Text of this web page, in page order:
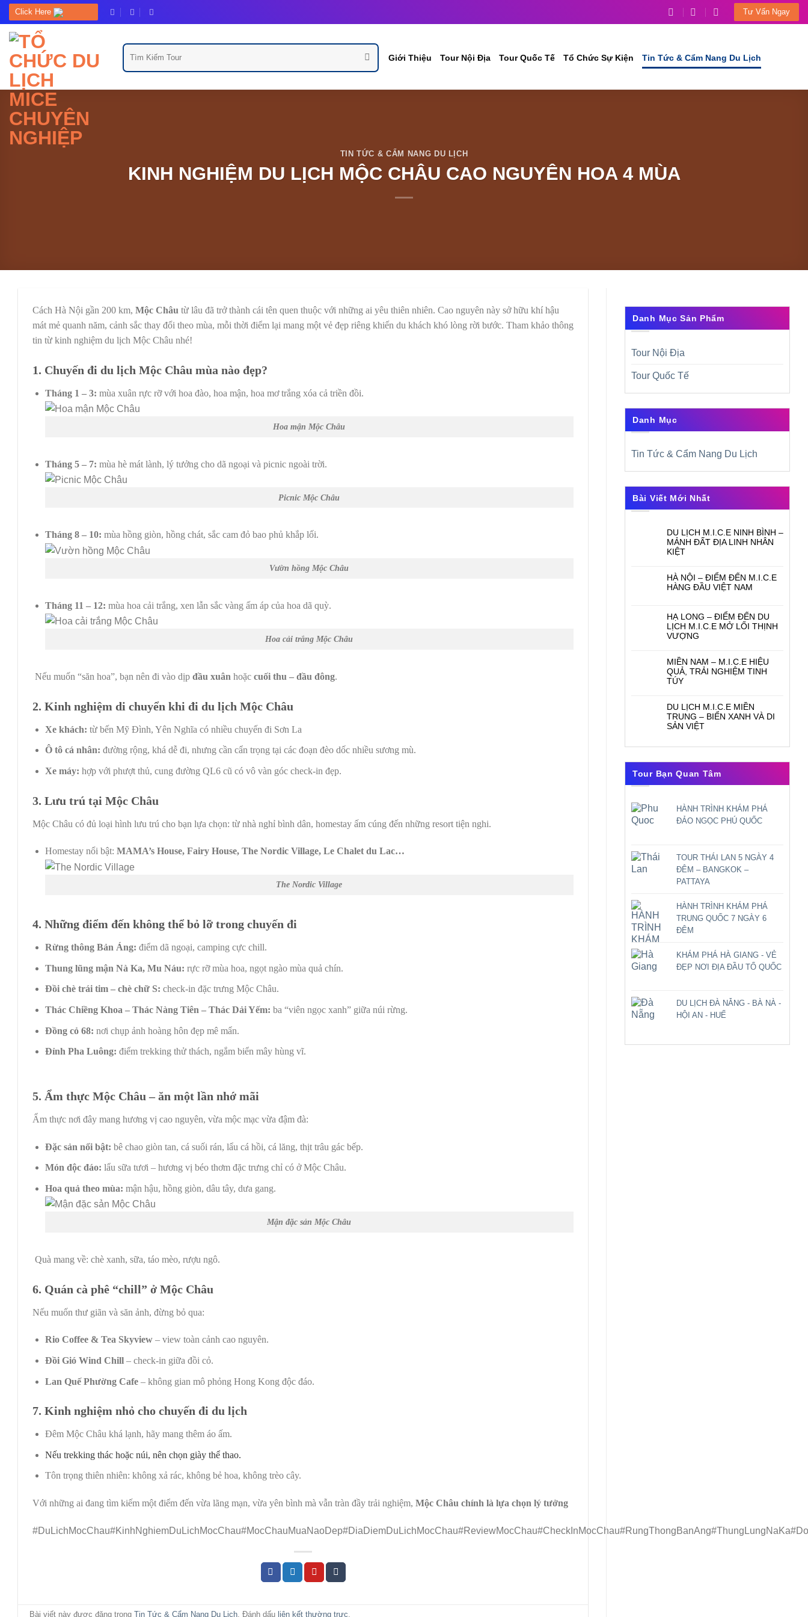
Bỏ
qua
nội
dung
Click Here Tư Vấn Ngay
Tìm
kiếm:
Giới Thiệu Tour Nội Địa Tour Quốc Tế Tổ Chức Sự Kiện Tin Tức & Cẩm Nang Du Lịch
TIN TỨC & CẨM NANG DU LỊCH
KINH NGHIỆM DU LỊCH MỘC CHÂU CAO NGUYÊN HOA 4 MÙA
Cách Hà Nội gần 200 km, Mộc Châu từ lâu đã trở thành cái tên quen thuộc với những ai yêu thiên nhiên. Cao nguyên này sở hữu khí hậu
mát mẻ quanh năm, cảnh sắc thay đổi theo mùa, mỗi thời điểm lại mang một vẻ đẹp riêng khiến du khách khó lòng rời bước. Tham khảo thông
tin từ kinh nghiệm du lịch Mộc Châu nhé!
1. Chuyến đi du lịch Mộc Châu mùa nào đẹp?
Tháng 1 – 3: mùa xuân rực rỡ với hoa đào, hoa mận, hoa mơ trắng xóa cả triền đồi.
Hoa mận Mộc Châu
Tháng 5 – 7: mùa hè mát lành, lý tưởng cho dã ngoại và picnic ngoài trời.
Picnic Mộc Châu
Tháng 8 – 10: mùa hồng giòn, hồng chát, sắc cam đỏ bao phủ khắp lối.
Vườn hồng Mộc Châu
Tháng 11 – 12: mùa hoa cải trắng, xen lẫn sắc vàng ấm áp của hoa dã quỳ.
Hoa cải trắng Mộc Châu
Nếu muốn “săn hoa”, bạn nên đi vào dịp đầu xuân hoặc cuối thu – đầu đông.
2. Kinh nghiệm di chuyển khi đi du lịch Mộc Châu
Xe khách: từ bến Mỹ Đình, Yên Nghĩa có nhiều chuyến đi Sơn La
Ô tô cá nhân: đường rộng, khá dễ đi, nhưng cần cẩn trọng tại các đoạn đèo dốc nhiều sương mù.
Xe máy: hợp với phượt thủ, cung đường QL6 cũ có vô vàn góc check-in đẹp.
3. Lưu trú tại Mộc Châu
Mộc Châu có đủ loại hình lưu trú cho bạn lựa chọn: từ nhà nghỉ bình dân, homestay ấm cúng đến những resort tiện nghi.
Homestay nổi bật: MAMA’s House, Fairy House, The Nordic Village, Le Chalet du Lac…
The Nordic Village
4. Những điểm đến không thể bỏ lỡ trong chuyến đi
Rừng thông Bản Áng: điểm dã ngoại, camping cực chill.
Thung lũng mận Nà Ka, Mu Náu: rực rỡ mùa hoa, ngọt ngào mùa quả chín.
Đồi chè trái tim – chè chữ S: check-in đặc trưng Mộc Châu.
Thác Chiềng Khoa – Thác Nàng Tiên – Thác Dải Yếm: ba “viên ngọc xanh” giữa núi rừng.
Đồng cỏ 68: nơi chụp ảnh hoàng hôn đẹp mê mẩn.
Đỉnh Pha Luông: điểm trekking thử thách, ngắm biển mây hùng vĩ.
5. Ẩm thực Mộc Châu – ăn một lần nhớ mãi
Ẩm thực nơi đây mang hương vị cao nguyên, vừa mộc mạc vừa đậm đà:
Đặc sản nổi bật: bê chao giòn tan, cá suối rán, lẩu cá hồi, cá lăng, thịt trâu gác bếp.
Món độc đáo: lẩu sữa tươi – hương vị béo thơm đặc trưng chỉ có ở Mộc Châu.
Hoa quả theo mùa: mận hậu, hồng giòn, dâu tây, dưa gang.
Mận đặc sản Mộc Châu
Quà mang về: chè xanh, sữa, táo mèo, rượu ngô.
6. Quán cà phê “chill” ở Mộc Châu
Nếu muốn thư giãn và săn ảnh, đừng bỏ qua:
Rio Coffee & Tea Skyview– view toàn cảnh cao nguyên.
Đồi Gió Wind Chill– check-in giữa đồi cỏ.
Lan Quế Phường Cafe– không gian mô phỏng Hong Kong độc đáo.
7. Kinh nghiệm nhỏ cho chuyến đi du lịch
Đêm Mộc Châu khá lạnh, hãy mang thêm áo ấm.
Nếu trekking thác hoặc núi, nên chọn giày thể thao.
Tôn trọng thiên nhiên: không xả rác, không bẻ hoa, không trèo cây.
Với những ai đang tìm kiếm một điểm đến vừa lãng mạn, vừa yên bình mà vẫn tràn đầy trải nghiệm, Mộc Châu chính là lựa chọn lý tưởng
Bài viết này được đăng trongTin Tức & Cẩm Nang Du Lịch. Đánh dấu liên kết thường trực.
Danh Mục Sản Phẩm
Tour Nội Địa
Tour Quốc Tế
Danh Mục
Tin Tức & Cẩm Nang Du Lịch
Bài Viết Mới Nhất
DU LỊCH M.I.C.E NINH BÌNH –
MẢNH ĐẤT ĐỊA LINH NHÂN
KIỆT
HÀ NỘI – ĐIỂM ĐẾN M.I.C.E
HÀNG ĐẦU VIỆT NAM
HẠ LONG – ĐIỂM ĐẾN DU
LỊCH M.I.C.E MỞ LỐI THỊNH
VƯỢNG
MIỀN NAM – M.I.C.E HIỆU
QUẢ, TRẢI NGHIỆM TINH
TÚY
DU LỊCH M.I.C.E MIỀN
TRUNG – BIỂN XANH VÀ DI
SẢN VIỆT
Tour Bạn Quan Tâm
HÀNH TRÌNH KHÁM PHÁ
ĐẢO NGỌC PHÚ QUỐC
TOUR THÁI LAN 5 NGÀY 4
ĐÊM – BANGKOK –
PATTAYA
HÀNH TRÌNH KHÁM PHÁ
TRUNG QUỐC 7 NGÀY 6
ĐÊM
KHÁM PHÁ HÀ GIANG - VẺ
ĐẸP NƠI ĐỊA ĐẦU TỔ QUỐC
DU LỊCH ĐÀ NẴNG - BÀ NÀ -
HỘI AN - HUẾ